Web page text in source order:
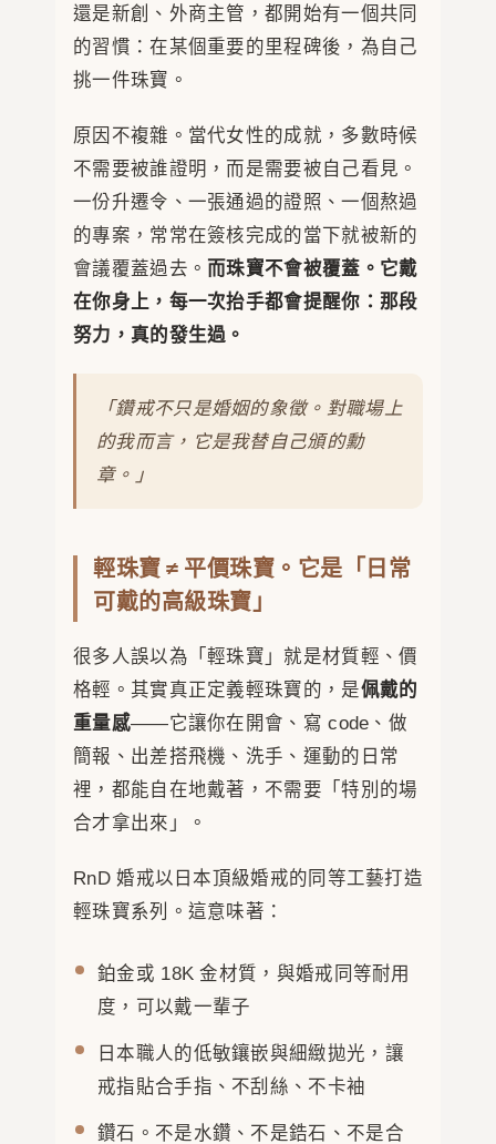
還是新創、外商主管，都開始有一個共同
的習慣：在某個重要的里程碑後，為自己
挑一件珠寶。
原因不複雜。當代女性的成就，多數時候
不需要被誰證明，而是需要被自己看見。
一份升遷令、一張通過的證照、一個熬過
的專案，常常在簽核完成的當下就被新的
會議覆蓋過去。 而珠寶不會被覆蓋。它戴
在你身上，每一次抬手都會提醒你：那段
努力，真的發生過。
「鑽戒不只是婚姻的象徵。對職場上
的我而言，它是我替自己頒的勳
章。」
輕珠寶 ≠ 平價珠寶。它是「日常
可戴的高級珠寶」
很多人誤以為「輕珠寶」就是材質輕、價
格輕。其實真正定義輕珠寶的，是佩戴的
重量感——它讓你在開會、寫 code、做
簡報、出差搭飛機、洗手、運動的日常
裡，都能自在地戴著，不需要「特別的場
合才拿出來」。
RnD 婚戒以日本頂級婚戒的同等工藝打造
輕珠寶系列。這意味著：
鉑金或 18K 金材質，與婚戒同等耐用
度，可以戴一輩子
日本職人的低敏鑲嵌與細緻拋光，讓
戒指貼合手指、不刮絲、不卡袖
鑽石。不是水鑽、不是鋯石、不是合